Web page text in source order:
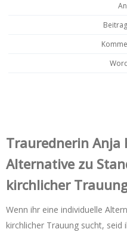
Trauredner‌in Anja
Alternative zu
kirchlicher
Wenn ihr eine individuelle
kirchlicher Trauung sucht,